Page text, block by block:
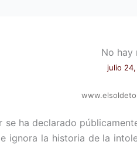
No hay
julio
ha declarado
ignora la historia de la